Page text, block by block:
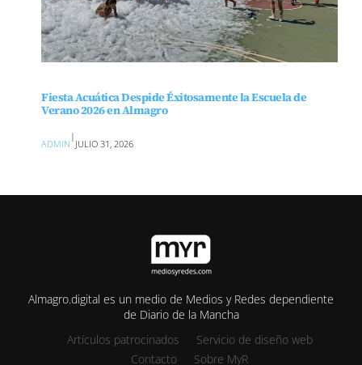
Fiesta Acuática Despide Éxitosamente la Escuela de
Verano 2026 en Almagro
ADMIN
|
JULIO 31, 2026
Almagro.digital es un medio de Medios y Redes dependiente
de Diario de la Mancha
Artículos patrocinados
Servicio de diseño web
Contacto
Sobre MyR